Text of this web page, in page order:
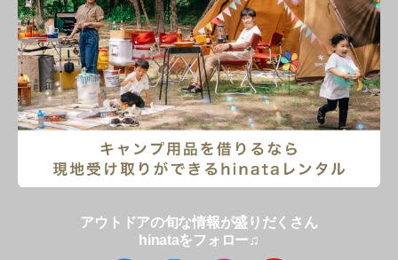
アウトドアの旬な情報が盛りだくさん
hinataをフォロー♫